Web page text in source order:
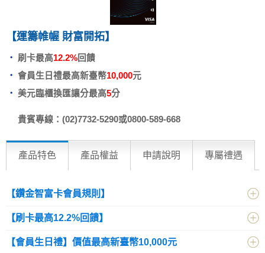
【運籌帷幄 財富開拓】
刷卡最高12.2%回饋
會員生日禮最高新臺幣10,000元
美元臨櫃換匯讓分最高5分
貴賓專線：(02)7732-5290或0800-589-668
產品特色 產品權益 申請說明 專屬禮遇
【鑽金智富卡會員規則】
【刷卡最高12.2%回饋】
【會員生日禮】價值最高新臺幣10,000元